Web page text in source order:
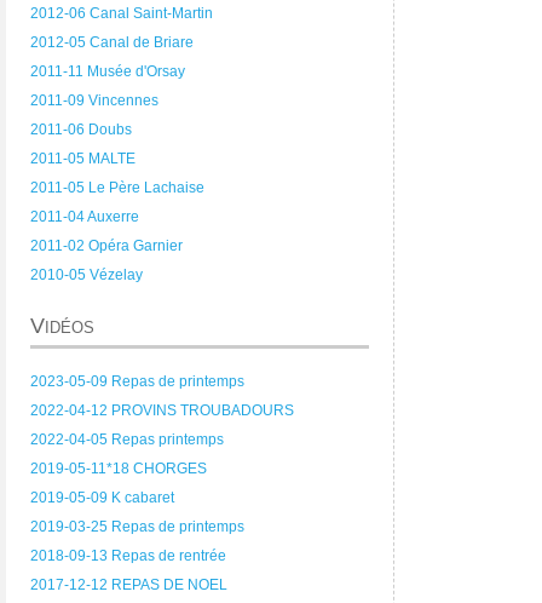
2012-06 Canal Saint-Martin
2012-05 Canal de Briare
2011-11 Musée d'Orsay
2011-09 Vincennes
2011-06 Doubs
2011-05 MALTE
2011-05 Le Père Lachaise
2011-04 Auxerre
2011-02 Opéra Garnier
2010-05 Vézelay
Vidéos
2023-05-09 Repas de printemps
2022-04-12 PROVINS TROUBADOURS
2022-04-05 Repas printemps
2019-05-11*18 CHORGES
2019-05-09 K cabaret
2019-03-25 Repas de printemps
2018-09-13 Repas de rentrée
2017-12-12 REPAS DE NOEL